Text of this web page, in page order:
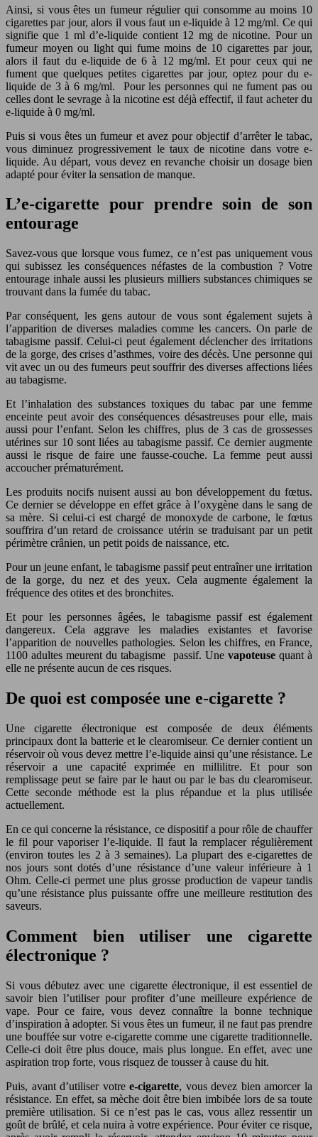
Ainsi, si vous êtes un fumeur régulier qui consomme au moins 10
cigarettes par jour, alors il vous faut un e-liquide à 12 mg/ml. Ce qui
signifie que 1 ml d’e-liquide contient 12 mg de nicotine. Pour un
fumeur moyen ou light qui fume moins de 10 cigarettes par jour,
alors il faut du e-liquide de 6 à 12 mg/ml. Et pour ceux qui ne
fument que quelques petites cigarettes par jour, optez pour du e-
liquide de 3 à 6 mg/ml. Pour les personnes qui ne fument pas ou
celles dont le sevrage à la nicotine est déjà effectif, il faut acheter du
e-liquide à 0 mg/ml.
Puis si vous êtes un fumeur et avez pour objectif d’arrêter le tabac,
vous diminuez progressivement le taux de nicotine dans votre e-
liquide. Au départ, vous devez en revanche choisir un dosage bien
adapté pour éviter la sensation de manque.
L’e-cigarette pour prendre soin de son
entourage
Savez-vous que lorsque vous fumez, ce n’est pas uniquement vous
qui subissez les conséquences néfastes de la combustion ? Votre
entourage inhale aussi les plusieurs milliers substances chimiques se
trouvant dans la fumée du tabac.
Par conséquent, les gens autour de vous sont également sujets à
l’apparition de diverses maladies comme les cancers. On parle de
tabagisme passif. Celui-ci peut également déclencher des irritations
de la gorge, des crises d’asthmes, voire des décès. Une personne qui
vit avec un ou des fumeurs peut souffrir des diverses affections liées
au tabagisme.
Et l’inhalation des substances toxiques du tabac par une femme
enceinte peut avoir des conséquences désastreuses pour elle, mais
aussi pour l’enfant. Selon les chiffres, plus de 3 cas de grossesses
utérines sur 10 sont liées au tabagisme passif. Ce dernier augmente
aussi le risque de faire une fausse-couche. La femme peut aussi
accoucher prématurément.
Les produits nocifs nuisent aussi au bon développement du fœtus.
Ce dernier se développe en effet grâce à l’oxygène dans le sang de
sa mère. Si celui-ci est chargé de monoxyde de carbone, le fœtus
souffrira d’un retard de croissance utérin se traduisant par un petit
périmètre crânien, un petit poids de naissance, etc.
Pour un jeune enfant, le tabagisme passif peut entraîner une irritation
de la gorge, du nez et des yeux. Cela augmente également la
fréquence des otites et des bronchites.
Et pour les personnes âgées, le tabagisme passif est également
dangereux. Cela aggrave les maladies existantes et favorise
l’apparition de nouvelles pathologies. Selon les chiffres, en France,
1100 adultes meurent du tabagisme passif. Une vapoteusequant à
elle ne présente aucun de ces risques.
De quoi est composée une e-cigarette ?
Une cigarette électronique est composée de deux éléments
principaux dont la batterie et le clearomiseur. Ce dernier contient un
réservoir où vous devez mettre l’e-liquide ainsi qu’une résistance. Le
réservoir a une capacité exprimée en millilitre. Et pour son
remplissage peut se faire par le haut ou par le bas du clearomiseur.
Cette seconde méthode est la plus répandue et la plus utilisée
actuellement.
En ce qui concerne la résistance, ce dispositif a pour rôle de chauffer
le fil pour vaporiser l’e-liquide. Il faut la remplacer régulièrement
(environ toutes les 2 à 3 semaines). La plupart des e-cigarettes de
nos jours sont dotés d’une résistance d’une valeur inférieure à 1
Ohm. Celle-ci permet une plus grosse production de vapeur tandis
qu’une résistance plus puissante offre une meilleure restitution des
saveurs.
Comment bien utiliser une cigarette
électronique ?
Si vous débutez avec une cigarette électronique, il est essentiel de
savoir bien l’utiliser pour profiter d’une meilleure expérience de
vape. Pour ce faire, vous devez connaître la bonne technique
d’inspiration à adopter. Si vous êtes un fumeur, il ne faut pas prendre
une bouffée sur votre e-cigarette comme une cigarette traditionnelle.
Celle-ci doit être plus douce, mais plus longue. En effet, avec une
aspiration trop forte, vous risquez de tousser à cause du hit.
Puis, avant d’utiliser votree-cigarette, vous devez bien amorcer la
résistance. En effet, sa mèche doit être bien imbibée lors de sa toute
première utilisation. Si ce n’est pas le cas, vous allez ressentir un
goût de brûlé, et cela nuira à votre expérience. Pour éviter ce risque,